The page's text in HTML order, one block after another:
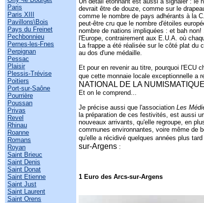
Paris
Paris XIII
Pavillons\Bois
Pays du Freinet
Pechbonnieu
Pernes-les-Fnes
Perpignan
Pessac
Plaisir
Plessis-Trévise
Poitiers
Port-sur-Saône
Pourrière
Poussan
Privas
Revel
Rhinau
Roanne
Romans
Royan
Saint Brieuc
Saint Denis
Saint Donat
Saint Etienne
Saint Just
Saint Laurent
Saint Orens
devrait être de douze, comme sur le
comme le nombre de pays adhérants à la
peut-être cru que le nombre d'étoiles
nombre de nations impliquées : et bah
l'Europe, contrairement aux E.U.A. où
La frappe a été réalisée sur le côté plat du
au dos d'une médaille.
Et pour en revenir au titre, pourquoi l'ECU
que cette monnaie locale exceptionnelle a
NATIONAL DE LA
Et on le comprend...
Je précise aussi que l'association Les
la préparation de ces festivités, est aussi
nouveaux arrivants, qu'elle regroupe, en
communes environnantes, voire même de
qu'elle a récidivé quelques années plus
sur-Argens :
1 Euro des Arcs-sur-Argens